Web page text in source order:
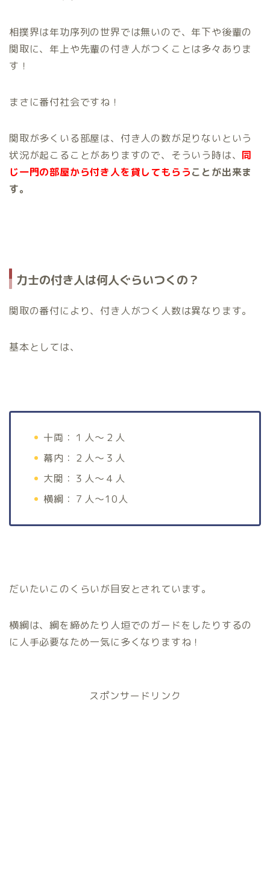
相撲界は年功序列の世界では無いので、年下や後輩の
関取に、年上や先輩の付き人がつくことは多々ありま
す！
まさに番付社会ですね！
関取が多くいる部屋は、付き人の数が足りないという
状況が起こることがありますので、そういう時は、 同
じ一門の部屋から付き人を貸してもらうことが出来ま
す。
力士の付き人は何人ぐらいつくの？
関取の番付により、付き人がつく人数は異なります。
基本としては、
十両：１人～２人
幕内：２人～３人
大関：３人～４人
横綱：７人～10人
だいたいこのくらいが目安とされています。
横綱は、綱を締めたり人垣でのガードをしたりするの
に人手必要なため一気に多くなりますね！
スポンサードリンク